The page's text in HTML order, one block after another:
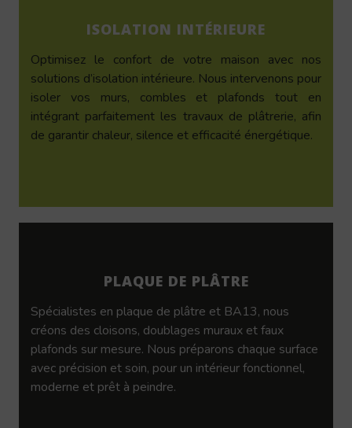
ISOLATION INTÉRIEURE
Optimisez le confort de votre maison avec nos
solutions d’isolation intérieure. Nous intervenons pour
isoler vos murs, combles et plafonds tout en
intégrant parfaitement les travaux de plâtrerie, afin
de garantir chaleur, silence et efficacité énergétique.
PLAQUE DE PLÂTRE
Spécialistes en plaque de plâtre et BA13, nous
créons des cloisons, doublages muraux et faux
plafonds sur mesure. Nous préparons chaque surface
avec précision et soin, pour un intérieur fonctionnel,
moderne et prêt à peindre.